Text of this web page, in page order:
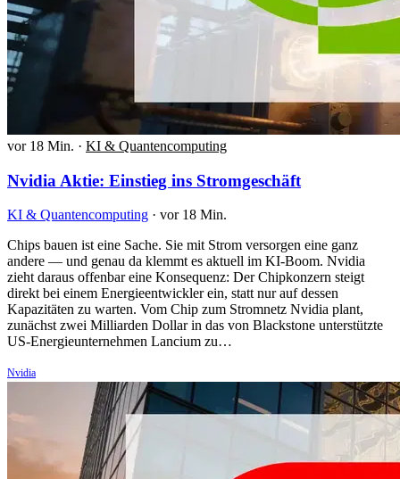
vor 18 Min. · KI & Quantencomputing
Nvidia Aktie: Einstieg ins Stromgeschäft
KI & Quantencomputing · vor 18 Min.
Chips bauen ist eine Sache. Sie mit Strom versorgen eine ganz
andere — und genau da klemmt es aktuell im KI-Boom. Nvidia
zieht daraus offenbar eine Konsequenz: Der Chipkonzern steigt
direkt bei einem Energieentwickler ein, statt nur auf dessen
Kapazitäten zu warten. Vom Chip zum Stromnetz Nvidia plant,
zunächst zwei Milliarden Dollar in das von Blackstone unterstützte
US-Energieunternehmen Lancium zu…
Nvidia